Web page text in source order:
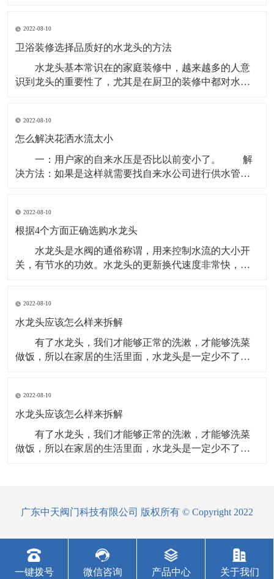
板，将两个槽体焊接到面板上，再进行修磨处理。工艺
中对槽体拉伸设备的要求低，一般在500吨以内的液压设
2022-08-10
卫浴装修选择品质好的水龙头的方法
水龙头基本常识在的家庭装修中，越来越多的人意
识到龙头的重要性了，尤其是在厨卫的装修中都对水龙
言，铜早已成为当仁不让的材质，主要是因为铜介质的
抗菌效用是早已获得权威实验室的检测认可的。高档的
2022-08-10
怎么解决花洒水流太小
一：用户家的自来水压是否比以前变小了。 解
决方法：如果是这样就需要找自来水公司进行供水管路
水阀先天不足、通径小，节流导致出水量变小。 解
决方法：可拆卸混水阀的进口端、以软管将其
2022-08-10
根据4个方面正确选购水龙头
水龙头是水阀的通俗称谓，用来控制水流的大小开
关，有节水的功效。水龙头的更新换代速度非常快，从
头。现在，越来越多的消费者选购水龙头，都会从材
质、功能、造型等多方面来综合考虑。可根据以下几点
选购。 看
2022-08-10
水龙头应该怎么样来拆解
有了水龙头，我们才能够正常的洗漱，才能够洗菜
做饭，所以在家居的生活里面，水龙头是一定少不了
就来给大家具体的介绍一下。 方法/步骤 准备工
作：在更换水龙头前，小编首先将进水阀关闭掉。进水
2022-08-10
水龙头应该怎么样来拆解
有了水龙头，我们才能够正常的洗漱，才能够洗菜
做饭，所以在家居的生活里面，水龙头是一定少不了
作：在更换水龙头前，小编首先将进水阀关闭掉。进水
阀位于厨
广东中天阀门科技有限公司 版权所有 © Copyright 2022
一键拨号 微信咨询 产品中心 关于我们